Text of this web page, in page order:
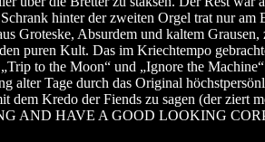
hinter der zweiten Orgel trat nur am
Groteske, Absurdem und kaltem Grausen,
puren Kult. Das im Kriechtempo
to the Moon“ und „Ignore the
alter Tage durch das Original
dem Kredo der Fiends zu sagen (der ziert
AND HAVE A GOOD LOOKING